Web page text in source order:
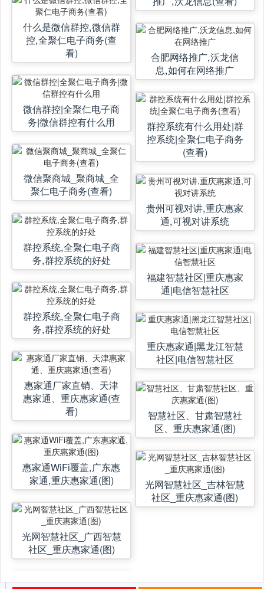
什么是微信群控,微信群
控,全聚仁电子商务(查
看)
微信群控|全聚仁电子商
务|微信群控有什么用
微信聚商城_聚商城_全
聚仁电子商务(查看)
群控系统,全聚仁电子商
务,群控系统的好处
群控系统,全聚仁电子商
务,群控系统的好处
惠家通厂家直销、天津
惠家通、重庆惠家通(查
看)
惠家通WiFi覆盖,广东惠
家通,重庆惠家通(图)
光网智慧社区_广西智慧
社区_重庆惠家通(图)
合肥网络推广,沃龙信
息,如何在网络推广
群控系统有什么用处|群
控系统|全聚仁电子商务
(查看)
贵州可视对讲,重庆惠家
通,可视对讲系统
福建智慧社区|重庆惠家
通|电信智慧社区
重庆惠家通|黑龙江智慧
社区|电信智慧社区
智慧社区、甘肃智慧社
区、重庆惠家通(图)
光网智慧社区_吉林智慧
社区_重庆惠家通(图)